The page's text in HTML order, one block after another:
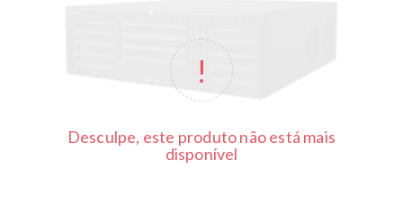
Desculpe, este produto não está mais
disponível